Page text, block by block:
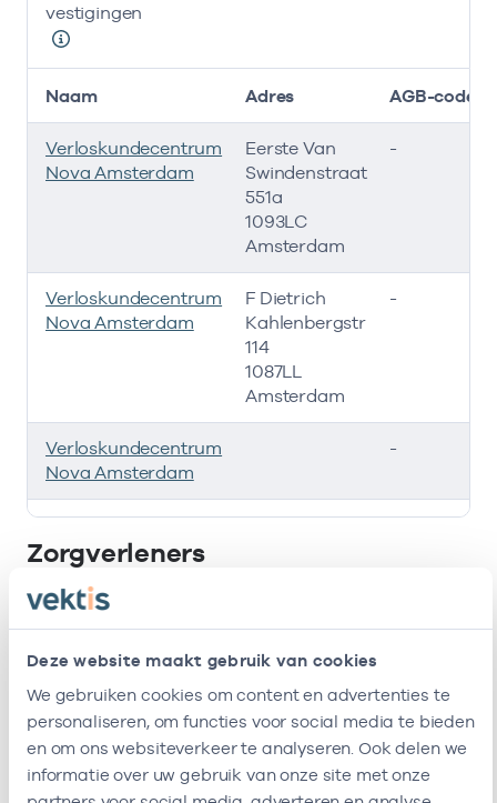
Deze website maakt gebruik van cookies
We gebruiken cookies om content en advertenties te
personaliseren, om functies voor social media te bieden
en om ons websiteverkeer te analyseren. Ook delen we
informatie over uw gebruik van onze site met onze
vestigingen
Deze onderneming heeft de volgende vestigingen
Naam Adres AGB-code
Verloskundecentrum
Nova Amsterdam
Eerste Van
Swindenstraat
551a
1093LC
Amsterdam
-
Verloskundecentrum
Nova Amsterdam
F Dietrich
Kahlenbergstr
114
1087LL
Amsterdam
-
Verloskundecentrum
Nova Amsterdam
-
Zorgverleners
Bij deze onderneming werken de volgende
Alleen actieve
Zoeken: